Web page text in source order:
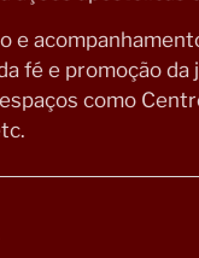
e
fé e promoção
como